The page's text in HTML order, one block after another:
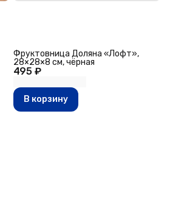
495 ₽
Фруктовница Доляна «Лофт»,
28×28×8 см, чёрная
В корзину